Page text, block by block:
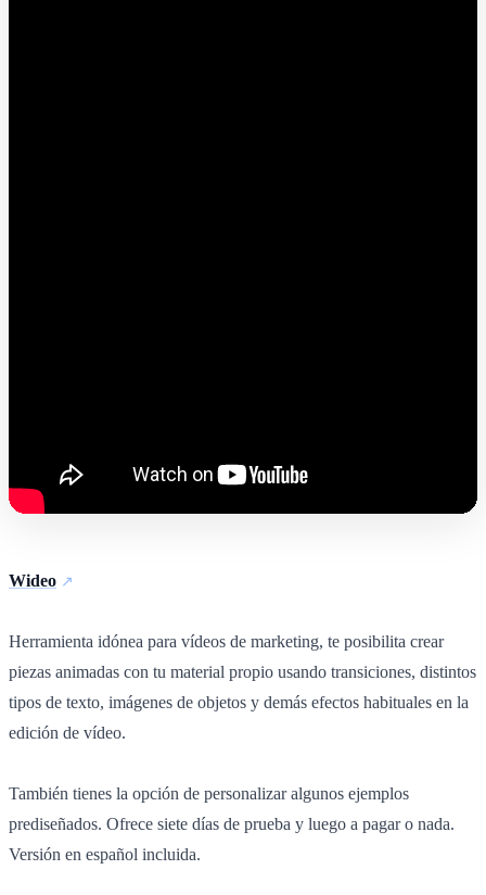
Wideo
Herramienta idónea para vídeos de marketing, te posibilita crear
piezas animadas con tu material propio usando transiciones, distintos
tipos de texto, imágenes de objetos y demás efectos habituales en la
edición de vídeo.
También tienes la opción de personalizar algunos ejemplos
prediseñados. Ofrece siete días de prueba y luego a pagar o nada.
Versión en español incluida.